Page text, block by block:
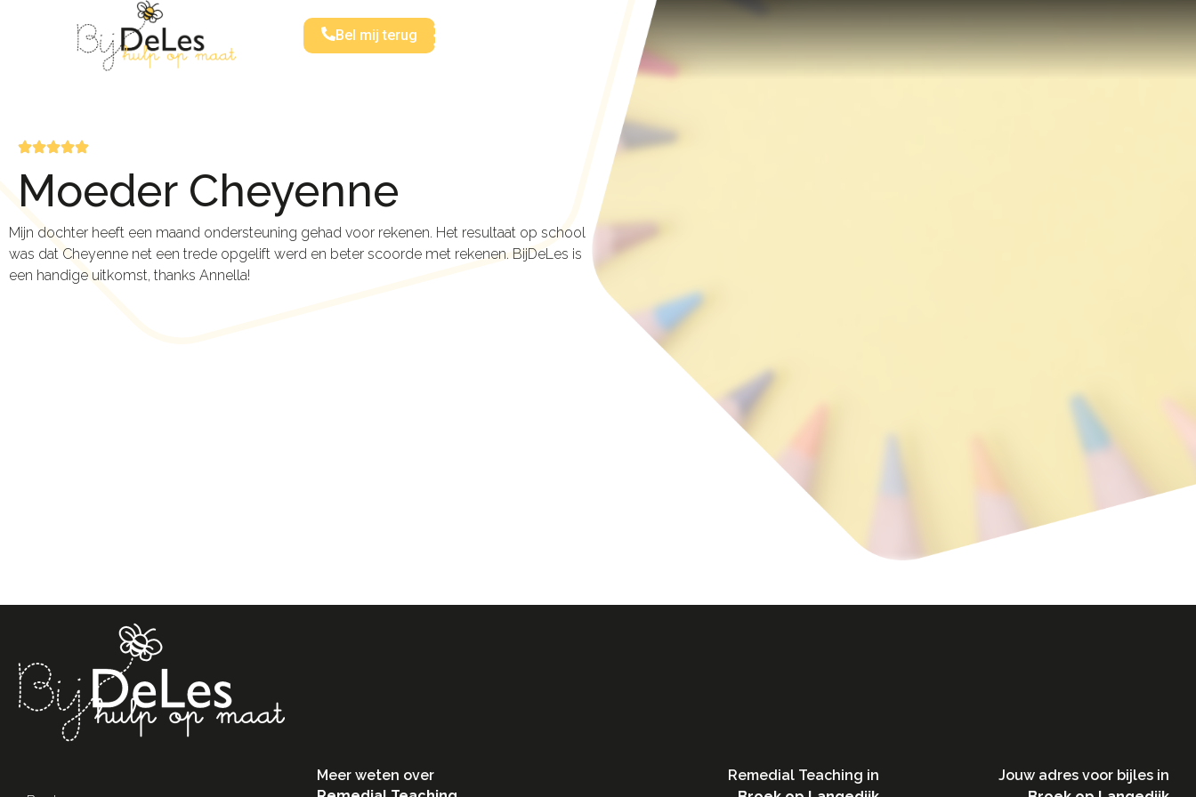
Bel mij terug
Moeder Cheyenne
Mijn dochter heeft een maand ondersteuning gehad voor rekenen. Het resultaat op school
was dat Cheyenne net een trede opgelift werd en beter scoorde met rekenen. BijDeLes is
een handige uitkomst, thanks Annella!
Meer weten over
Remedial Teaching in​
Jouw adres voor bijles in